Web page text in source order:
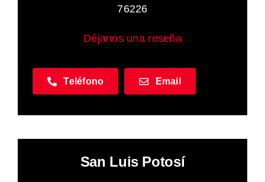
Recursos
76226
Déjanos una reseña
Teléfono Email
San Luis Potosí